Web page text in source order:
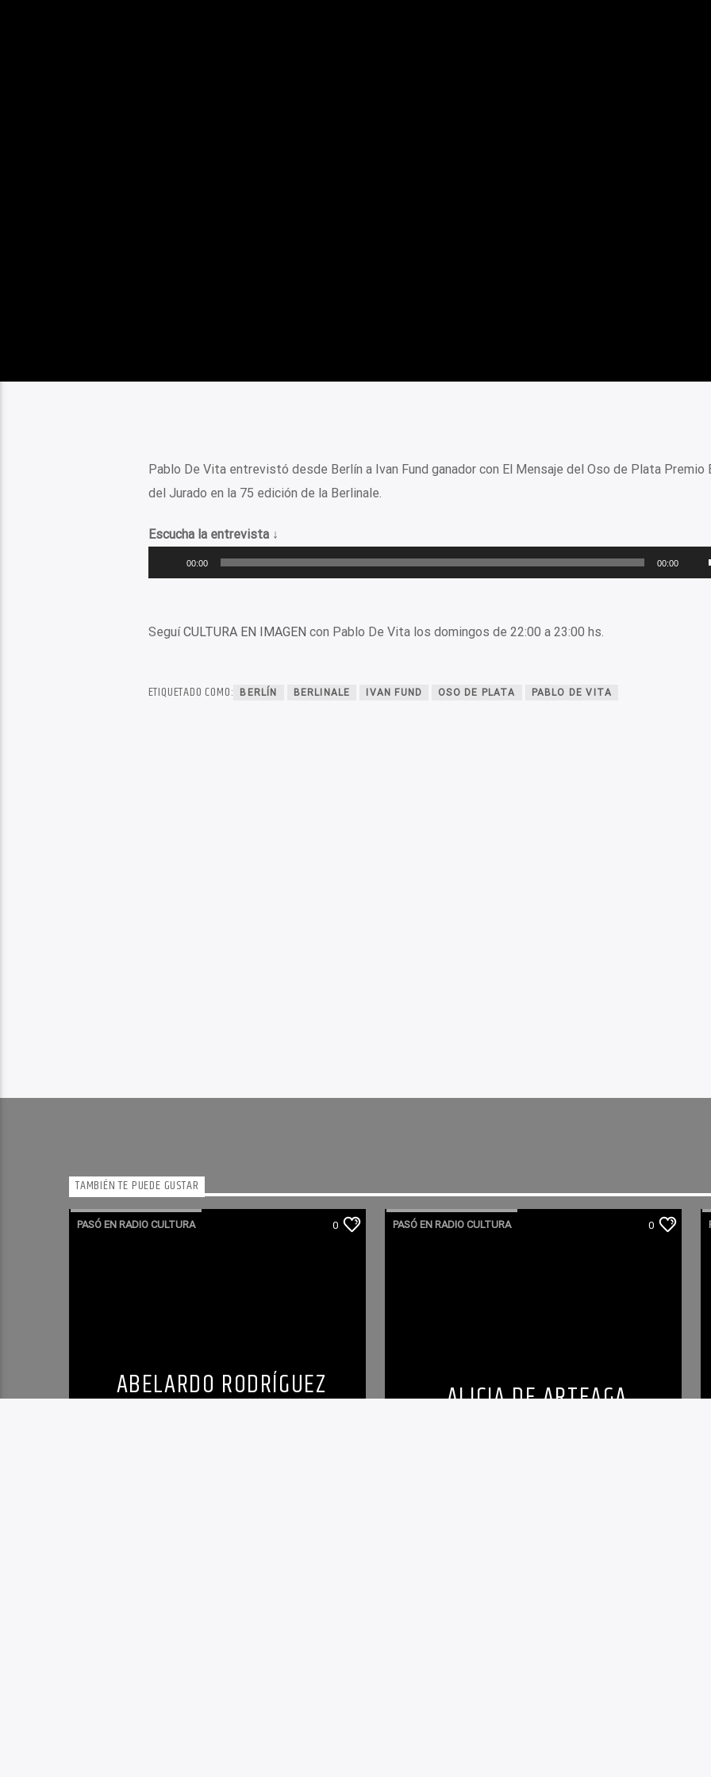
Pablo De Vita entrevistó desde Berlín a Ivan Fund ganador con El Mensaje del Oso de Plata Premio
del Jurado en la 75 edición de la Berlinale.
Escucha la entrevista ↓
Reproductor
de
00:00 00:00
SeguíCULTURA EN IMAGEN con Pablo De Vita los domingos de 22:00 a 23:00 hs.
ETIQUETADO COMO: BERLÍN BERLINALE IVAN FUND OSO DE PLATA PABLO DE VITA
TAMBIÉN TE PUEDE GUSTAR
PASÓ EN RADIO CULTURA 0
ABELARDO RODRÍGUEZ
SUMANO
PASÓ EN RADIO CULTURA 0
ALICIA DE ARTEAGA